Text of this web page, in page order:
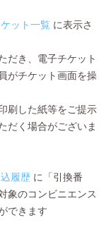
ット一覧 に表示さ
だき、電子チケット
がチケット画面を操
刷した紙等をご提示
だく場合がございま
履歴 に「引換番
象のコンビニエンス
できます